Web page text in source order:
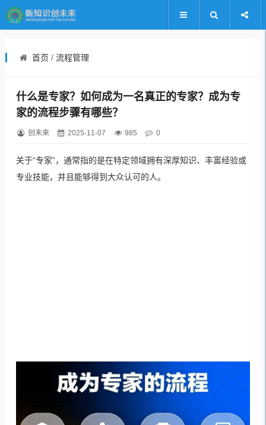
首页 / 流程管理
什么是专家？如何成为一名真正的专家？成为专
家的流程步骤有哪些？
创未来 2025-11-07 985 0
关于“专家”，通常指的是在特定领域拥有深厚知识、丰富经验或
专业技能，并且能够得到大众认可的人。